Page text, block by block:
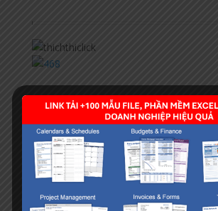
Submit a Comment
Your email address will not be published.
fields are marked